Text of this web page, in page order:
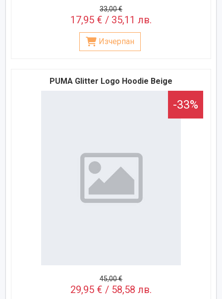
33,00 €
17,95 € / 35,11 лв.
Изчерпан
PUMA Glitter Logo Hoodie Beige
-33%
45,00 €
29,95 € / 58,58 лв.